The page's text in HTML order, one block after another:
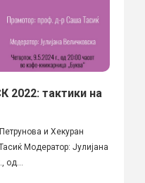
2022: тактики на
и Хекуран
Модератор: Јулијана
од...